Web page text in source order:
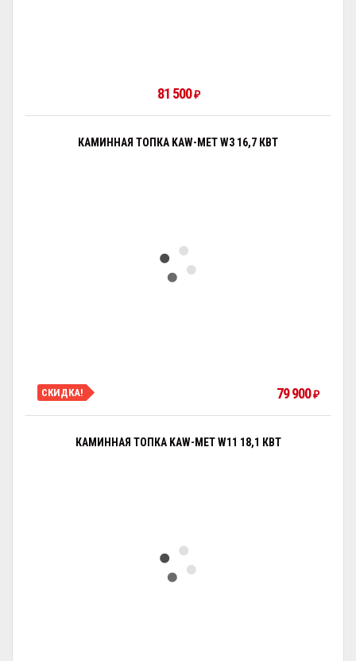
81 500₽
КАМИННАЯ ТОПКА KAW-MET W3 16,7 КВТ
СКИДКА! 79 900₽
КАМИННАЯ ТОПКА KAW-MET W11 18,1 КВТ